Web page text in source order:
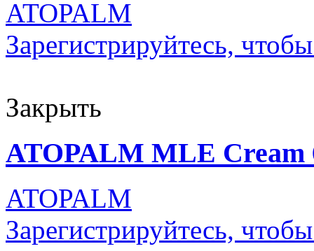
ATOPALM
Зарегистрируйтесь,
Закрыть
ATOPALM MLE Cream
ATOPALM
Зарегистрируйтесь,